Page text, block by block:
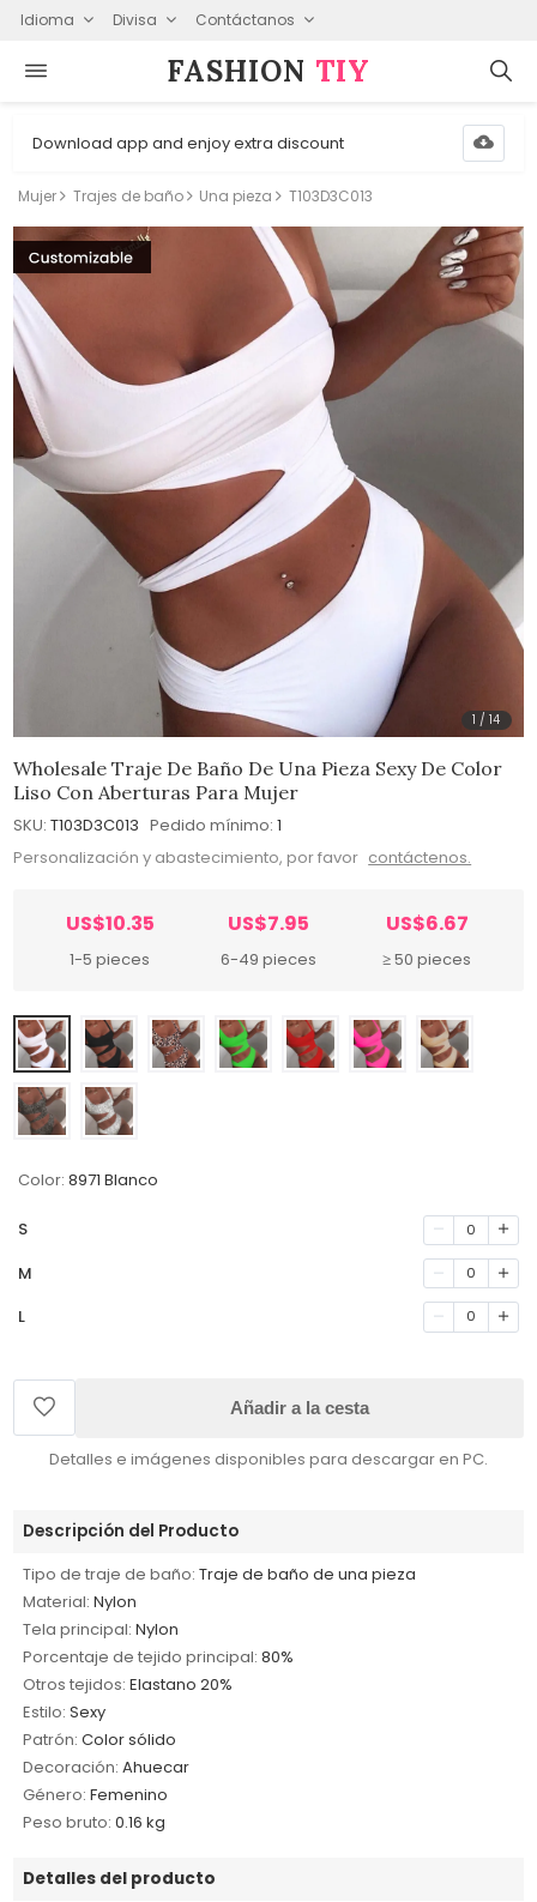
Idioma Divisa Contáctanos
FASHION⁠ TIY
Download app and enjoy extra discount
Mujer Trajes de baño Una pieza T103D3C013
1 /14
Wholesale Traje De Baño De Una Pieza Sexy De Color
Liso Con Aberturas Para Mujer
SKU: T103D3C013 Pedido mínimo: 1
Personalización y abastecimiento, por favor contáctenos.
US$10.35
1-5 pieces
US$7.95
6-49 pieces
US$6.67
≥ 50 pieces
Color: 8971 Blanco
S 0
M 0
L 0
Añadir a la cesta
Detalles e imágenes disponibles para descargar en PC.
Descripción del Producto
Tipo de traje de baño: Traje de baño de una pieza
Material: Nylon
Tela principal: Nylon
Porcentaje de tejido principal: 80%
Otros tejidos: Elastano 20%
Estilo: Sexy
Patrón: Color sólido
Decoración: Ahuecar
Género: Femenino
Peso bruto: 0.16 kg
Detalles del producto